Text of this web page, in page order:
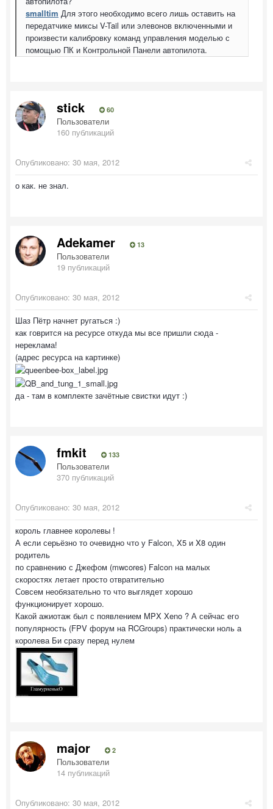
smalltim Для этого необходимо всего лишь оставить на
передатчике миксы V-Tail или элевонов включенными и
произвести калибровку команд управления моделью с
помощью ПК и Контрольной Панели автопилота.
stick 60
Пользователи
160 публикаций
Опубликовано: 30 мая, 2012
о как. не знал.
Adekamer 13
Пользователи
19 публикаций
Опубликовано: 30 мая, 2012
Шаз Пётр начнет ругаться :)
как говрится на ресурсе откуда мы все пришли сюда -
нереклама!
(адрес ресурса на картинке)
да - там в комплекте зачётные свистки идут :)
fmkit 133
Пользователи
370 публикаций
Опубликовано: 30 мая, 2012
король главнее королевы !
А если серьёзно то очевидно что у Falcon, X5 и X8 один
родитель
по сравнению с Джефом (mwcores) Falcon на малых
скоростях летает просто отвратительно
Совсем необязательно то что выглядет хорошо
функционирует хорошо.
Какой ажиотаж был с появлением MPX Xeno ? А сейчас его
популярность (FPV форум на RCGroups) практически ноль а
королева Би сразу перед нулем
major 2
Пользователи
14 публикаций
Опубликовано: 30 мая, 2012